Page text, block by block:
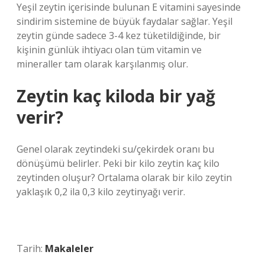
Yeşil zeytin içerisinde bulunan E vitamini sayesinde
sindirim sistemine de büyük faydalar sağlar. Yeşil
zeytin günde sadece 3-4 kez tüketildiğinde, bir
kişinin günlük ihtiyacı olan tüm vitamin ve
mineraller tam olarak karşılanmış olur.
Zeytin kaç kiloda bir yağ
verir?
Genel olarak zeytindeki su/çekirdek oranı bu
dönüşümü belirler. Peki bir kilo zeytin kaç kilo
zeytinden oluşur? Ortalama olarak bir kilo zeytin
yaklaşık 0,2 ila 0,3 kilo zeytinyağı verir.
Tarih: Makaleler